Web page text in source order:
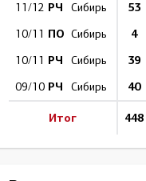
11/12 РЧ Сибирь 53
10/11 ПО Сибирь 4
10/11 РЧ Сибирь 39
09/10 РЧ Сибирь 40
Итог 448